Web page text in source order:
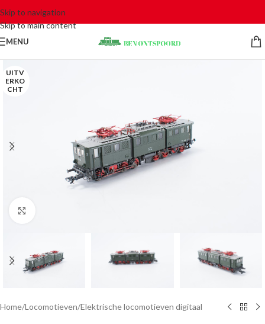
Skip to navigation
Skip to main content
MENU
UITV
ERKO
CHT
Home/Locomotieven/Elektrische locomotieven digitaal